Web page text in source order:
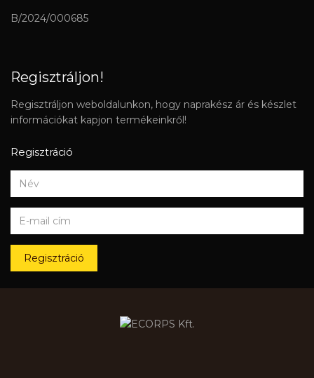
B/2024/000685
Regisztráljon!
Regisztráljon weboldalunkon, hogy naprakész ár és készlet
információkat kapjon termékeinkről!
Regisztráció
Regisztráció